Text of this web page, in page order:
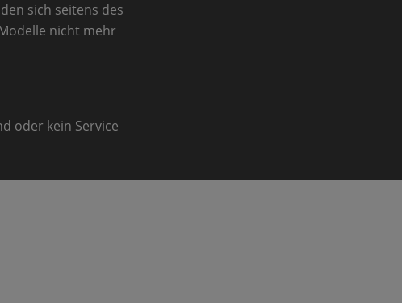
sich seitens des
nicht mehr
oder kein Service